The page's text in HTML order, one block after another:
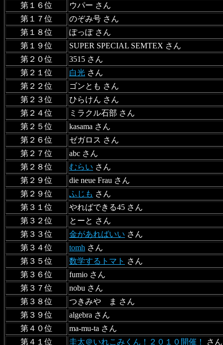
第１６位
ウパー さん
第１７位
のぞみ号 さん
第１８位
ぽっぽ さん
第１９位
SUPER SPECIAL SEMTEX さん
第２０位
3515 さん
第２１位
白光 さん
第２２位
ゴンとも さん
第２３位
ひらけん さん
第２４位
ミラクル石部 さん
第２５位
kasama さん
第２６位
ゼガロス さん
第２７位
abc さん
第２８位
むらい さん
第２９位
die neue Frau さん
第２９位
ふじも さん
第３１位
やればできる45 さん
第３２位
とーと さん
第３３位
金があればいい さん
第３４位
tomh さん
第３５位
数学するトマト さん
第３６位
fumio さん
第３７位
nobu さん
第３８位
つきみや ま さん
第３９位
algebra さん
第４０位
ma-mu-ta さん
第４１位
圭太＠いれこみくん！２０１０開催！ さん